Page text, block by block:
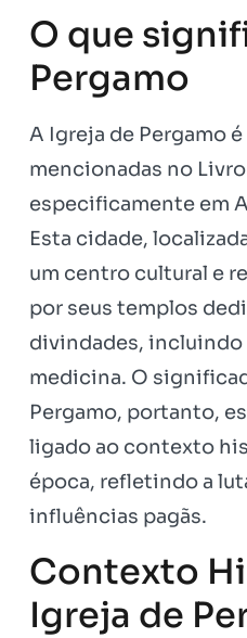
O que
Pergamo
A Igreja de Pergamo
mencionadas no
especificamente em
Esta cidade,
um centro cultural e
por seus templos
divindades, incluindo
medicina. O
Pergamo, portanto,
ligado ao contexto
época, refletindo a
influências pagãs.
Contexto
Igreja de